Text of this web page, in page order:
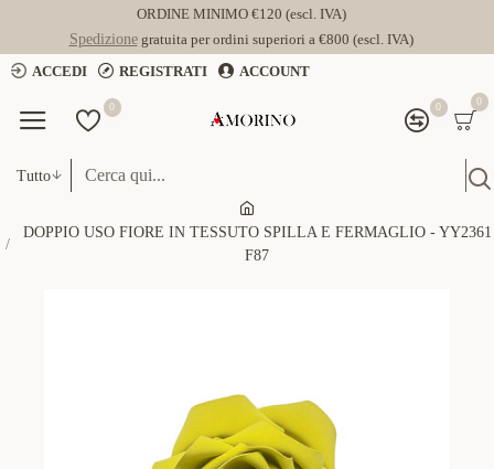
ORDINE MINIMO €120 (escl. IVA)
Spedizionegratuita per ordini superiori a €800 (escl. IVA)
ACCEDI
REGISTRATI ACCOUNT
0 0 0
Tutto
DOPPIO USO FIORE IN TESSUTO SPILLA E FERMAGLIO - YY2361
F87